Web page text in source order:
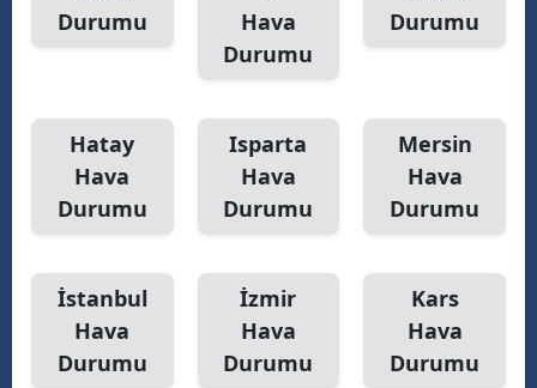
Durumu
Hava
Durumu
Durumu
Hatay
Hava
Durumu
Isparta
Hava
Durumu
Mersin
Hava
Durumu
İstanbul
Hava
Durumu
İzmir
Hava
Durumu
Kars
Hava
Durumu